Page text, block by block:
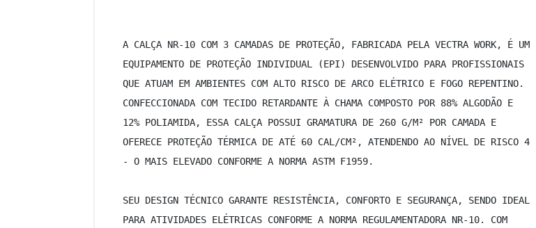
A CALÇA NR-10 COM 3 CAMADAS DE PROTEÇÃO, FABRICADA PELA VECTRA WORK, É UM
EQUIPAMENTO DE PROTEÇÃO INDIVIDUAL (EPI) DESENVOLVIDO PARA PROFISSIONAIS
QUE ATUAM EM AMBIENTES COM ALTO RISCO DE ARCO ELÉTRICO E FOGO REPENTINO.
CONFECCIONADA COM TECIDO RETARDANTE À CHAMA COMPOSTO POR 88% ALGODÃO E
12% POLIAMIDA, ESSA CALÇA POSSUI GRAMATURA DE 260 G/M² POR CAMADA E
OFERECE PROTEÇÃO TÉRMICA DE ATÉ 60 CAL/CM², ATENDENDO AO NÍVEL DE RISCO 4
- O MAIS ELEVADO CONFORME A NORMA ASTM F1959.
SEU DESIGN TÉCNICO GARANTE RESISTÊNCIA, CONFORTO E SEGURANÇA, SENDO IDEAL
PARA ATIVIDADES ELÉTRICAS CONFORME A NORMA REGULAMENTADORA NR-10. COM